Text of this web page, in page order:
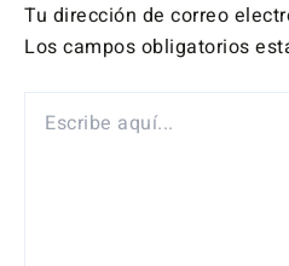
Tu dirección de correo
Los campos obligatorios
AQUÍ...